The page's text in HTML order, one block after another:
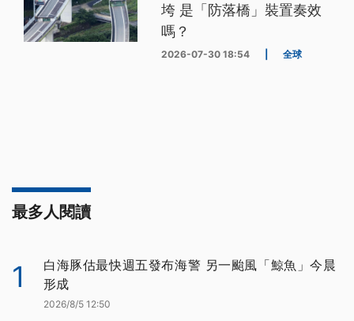
垮 是「防落橋」裝置奏效
嗎？
2026-07-30 18:54 全球
最多人閱讀
1
白海豚估最快週五發布海警 另一颱風「鯨魚」今晨
形成
2026/8/5 12:50